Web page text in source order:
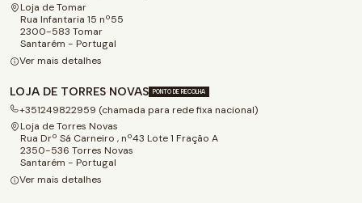
Loja de Tomar
Rua Infantaria 15 nº55
2300-583 Tomar
Santarém - Portugal
Ver mais detalhes
LOJA DE TORRES NOVAS PONTO DE RECOLHA
+351249822959 (chamada para rede fixa nacional)
Loja de Torres Novas
Rua Drº Sá Carneiro , nº43 Lote 1 Fração A
2350-536 Torres Novas
Santarém - Portugal
Ver mais detalhes